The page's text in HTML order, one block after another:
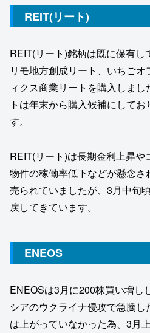
REIT(リート)
REIT(リート)銘柄は既に保有
リモ地方創成リート、いちご
ィクス商業リートを購入しま
トは年末から購入候補にして
す。
REIT(リート)は長期金利上昇
物件の稼働率低下などが懸念
売られていましたが、3月中旬
戻してきています。
ENEOS
ENEOSは3月に200株買い増し
シアのウクライナ侵攻で急騰
は上がっていなかった為、3月